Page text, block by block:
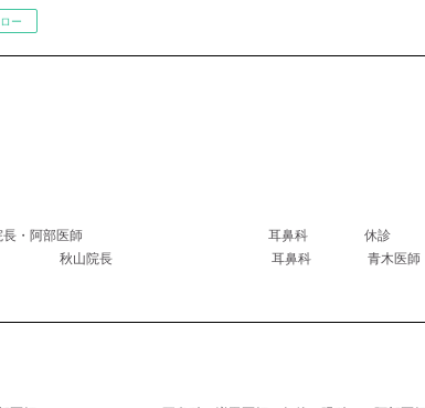
ー
院長・阿部医師 耳鼻科 休診
後 眼科 秋山院長 耳鼻科 青木